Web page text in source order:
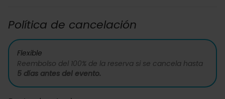
Política de cancelación
Flexible
Reembolso del 100% de la reserva si se cancela hasta
5 días antes del evento.